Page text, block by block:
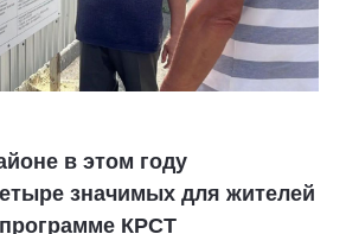
в этом году
значимых для жителей
КРСТ